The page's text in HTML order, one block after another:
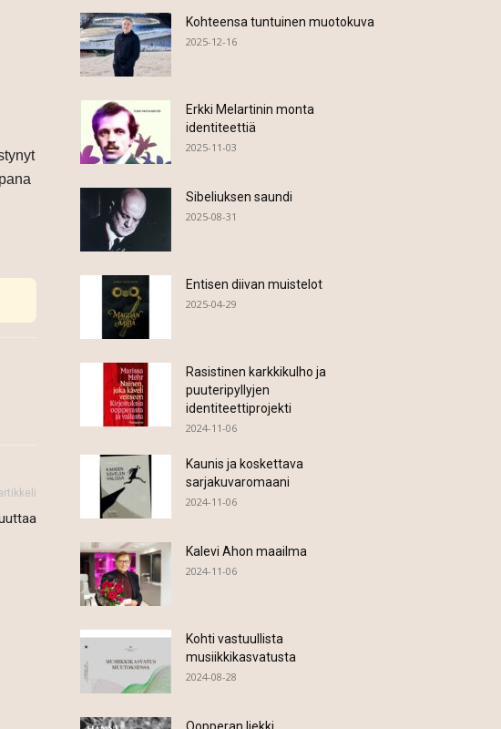
Kohteensa tuntuinen muotokuva
2025-12-16
Erkki Melartinin monta
identiteettiä
2025-11-03
Sibeliuksen saundi
2025-08-31
Entisen diivan muistelot
2025-04-29
Rasistinen karkkikulho ja
puuteripyllyjen
identiteettiprojekti
2024-11-06
Kaunis ja koskettava
sarjakuvaromaani
2024-11-06
Kalevi Ahon maailma
2024-11-06
Kohti vastuullista
musiikkikasvatusta
2024-08-28